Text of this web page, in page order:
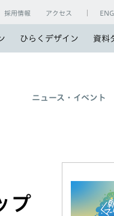
ひらくデザイン 資料
採用情報 アクセス
ニュース・イベント
プ